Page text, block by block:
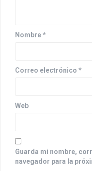
n
r
d
s
Nombre*
Correo electrónico *
Web
Guarda mi nombre,
navegador para la